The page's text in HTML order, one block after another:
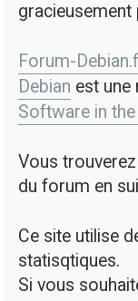
gracieusement
Forum-
Debian est une
Software in
Vous
du forum en
Ce site utilise
statisqtiques.
Si vous